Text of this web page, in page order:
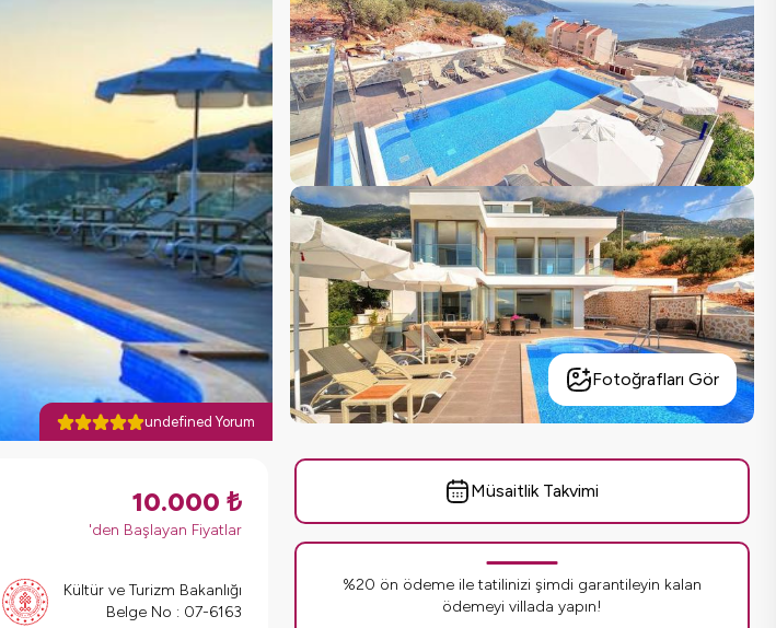
undefined Yorum
Fotoğrafları Gör
10.000 ₺
'den Başlayan Fiyatlar
Kültür ve Turizm Bakanlığı
Belge No : 07-6163
Müsaitlik Takvimi
%20 ön ödeme ile tatilinizi şimdi garantileyin kalan
ödemeyi villada yapın!